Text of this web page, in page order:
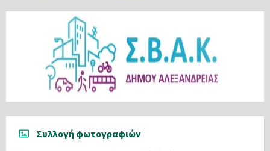
Συλλογή φωτογραφιών